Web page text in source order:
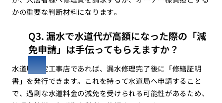
かの重要な判断材料になります。
Q3. 漏水で水道代が高額になった際の「減
免申請」は手伝ってもらえますか？
水道局指定工事店であれば、漏水修理完了後に「修繕証明
書」を発行できます。これを持って水道局へ申請すること
で、過剰な水道料金の減免を受けられる可能性があるため、